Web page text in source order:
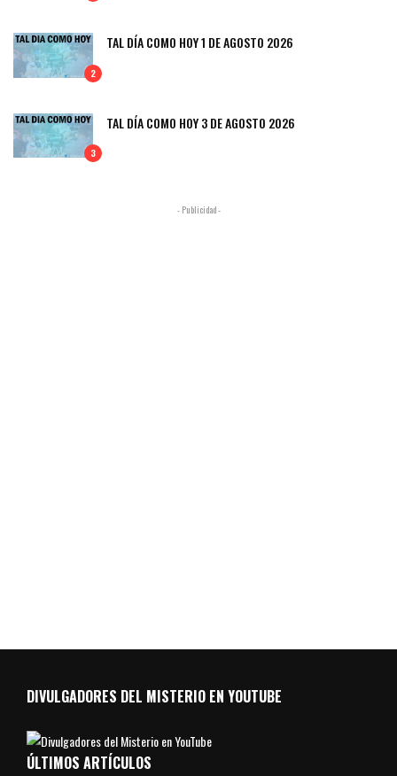
2
TAL DÍA COMO HOY 1 DE AGOSTO 2026
3
TAL DÍA COMO HOY 3 DE AGOSTO 2026
- Publicidad -
DIVULGADORES DEL MISTERIO EN YOUTUBE
ÚLTIMOS ARTÍCULOS